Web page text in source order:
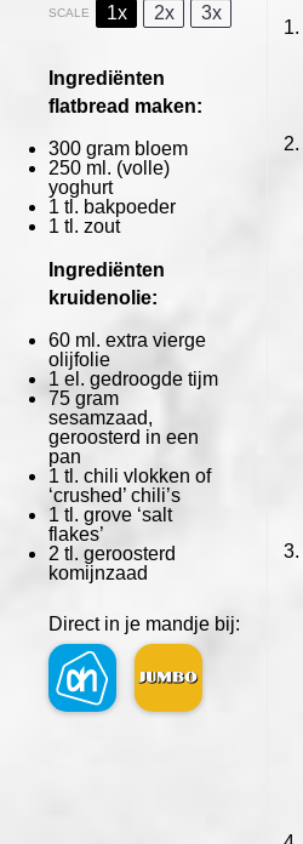
SCALE 1x 2x 3x
Ingrediënten
flatbread maken:
300 gram bloem
250 ml. (volle)
yoghurt
1 tl. bakpoeder
1 tl. zout
Ingrediënten
kruidenolie:
60 ml. extra vierge
olijfolie
1 el. gedroogde tijm
75 gram
sesamzaad,
geroosterd in een
pan
1 tl. chili vlokken of
‘crushed’ chili’s
1 tl. grove ‘salt
flakes’
2 tl. geroosterd
komijnzaad
Direct in je mandje bij: